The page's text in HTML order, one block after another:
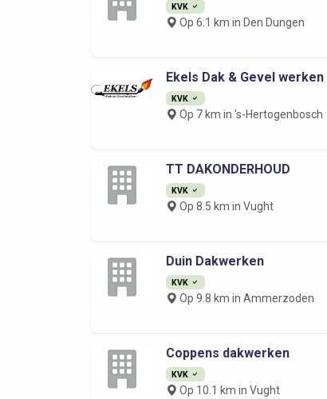
KVK
Op 6.1 km in Den Dungen
Ekels Dak & Gevel werken
KVK
Op 7 km in 's-Hertogenbosch
TT DAKONDERHOUD
KVK
Op 8.5 km in Vught
Duin Dakwerken
KVK
Op 9.8 km in Ammerzoden
Coppens dakwerken
KVK
Op 10.1 km in Vught